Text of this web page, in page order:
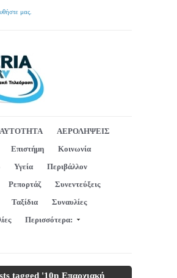
μας.
ΑΕΡΟΛΗΨΕΙΣ
Επιστήμη
Κοινωνία
Υγεία
Περιβάλλον
Ρεπορτάζ
Συνεντεύξεις
Ταξίδια
Συναυλίες
Περισσότερα:
tagged '10η Επαρχιακή